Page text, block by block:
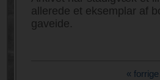
allerede et eksemplar af
gaveide.
« forrige